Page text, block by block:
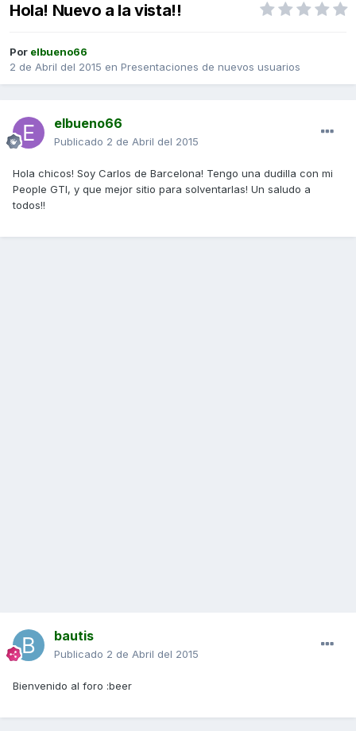
Hola! Nuevo a la vista!!
Por elbueno66
2 de Abril del 2015 en Presentaciones de nuevos usuarios
elbueno66
Publicado 2 de Abril del 2015
Hola chicos! Soy Carlos de Barcelona! Tengo una dudilla con mi
People GTI, y que mejor sitio para solventarlas! Un saludo a
todos!!
bautis
Publicado 2 de Abril del 2015
Bienvenido al foro :beer